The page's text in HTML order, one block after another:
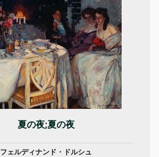
夏の夜;夏の夜
フェルディナンド・ドルシュ